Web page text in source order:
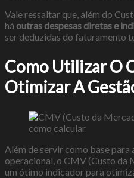
Vale ressaltar que, além do
há outras despesas diretas e
ser deduzidas do faturamento
Como Utilizar O
Otimizar A
Além de servir como base para
operacional, o CMV (Custo da
um ótimo indicador para